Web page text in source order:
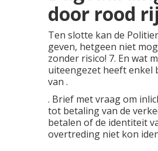
door rood
Ten slotte kan de
geven, hetgeen niet
zonder risico! 7. En wat
uiteengezet heeft enkel
van .
. Brief met vraag om
tot betaling van de
betalen of de identiteit
overtreding niet kon